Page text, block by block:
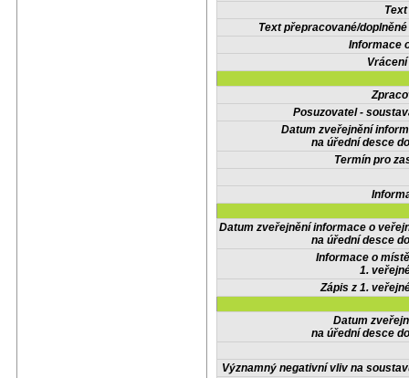
Text přepracované/
Informace
Posuzovatel -
Datum zveřejnění
na úřední desce
Termín pro
Datum zveřejnění informace o
na úřední desce
Informace o
1.
Zápis z 1.
Datum
na úřední desce
Významný negativní vliv na